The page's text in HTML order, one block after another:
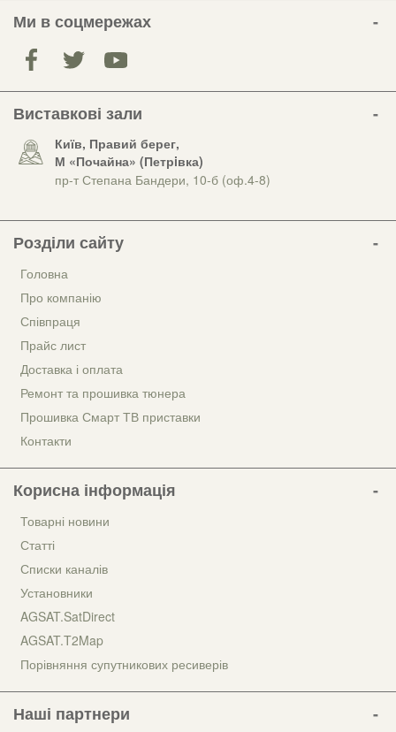
Ми в соцмережах
Виставкові зали
Київ, Правий берег,
М «Почайна» (Петрiвка)
пр-т Степана Бандери, 10-б (оф.4-8)
Розділи сайту
Головна
Про компанію
Співпраця
Прайс лист
Доставка і оплата
Ремонт та прошивка тюнера
Прошивка Смарт ТВ приставки
Контакти
Корисна інформація
Товарні новини
Статті
Списки каналів
Установники
AGSAT.SatDirect
AGSAT.T2Map
Порівняння супутникових ресиверів
Наші партнери